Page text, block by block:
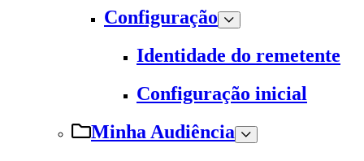
Configuração
Identidade do remetente
Configuração inicial
Minha Audiência